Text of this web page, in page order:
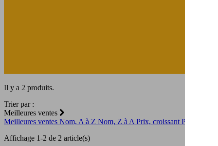
Il y a 2 produits.
Trier par :
Meilleures ventes
Meilleures ventes Nom, A à Z Nom, Z à APrix, croissantPrix,
Affichage 1-2 de 2 article(s)